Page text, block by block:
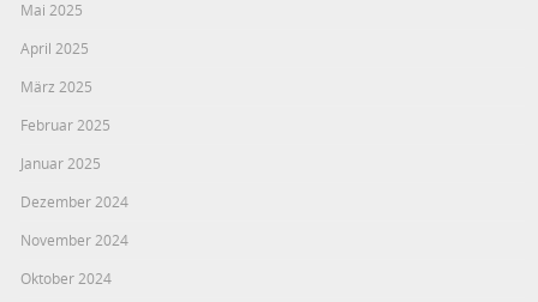
Mai 2025
April 2025
März 2025
Februar 2025
Januar 2025
Dezember 2024
November 2024
Oktober 2024